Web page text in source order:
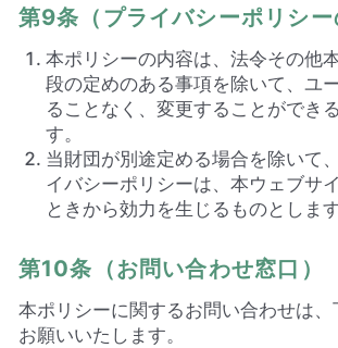
第9条（プライバシーポリシー
本ポリシーの内容は、法令その他
段の定めのある事項を除いて、ユ
ることなく、変更することができ
す。
当財団が別途定める場合を除いて
イバシーポリシーは、本ウェブサ
ときから効力を生じるものとします
第10条（お問い合わせ窓口）
本ポリシーに関するお問い合わせは
お願いいたします。